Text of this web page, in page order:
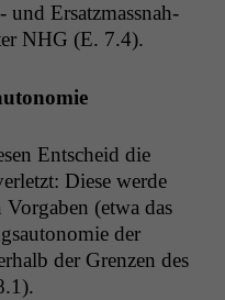
und Ersatz­mass­nah­
NHG (E. 7.4).
Entscheid die
Diese werde
(etwa das
der
der Gren­zen des